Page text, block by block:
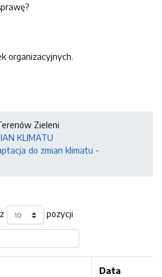
organizacyjnych.
Zieleni
KLIMATU
do zmian klimatu -
pozycji
Data